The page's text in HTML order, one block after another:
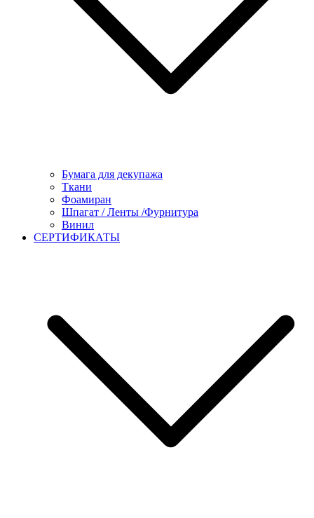
Бумага для декупажа
Ткани
Фоамиран
Шпагат / Ленты /Фурнитура
Винил
СЕРТИФИКАТЫ